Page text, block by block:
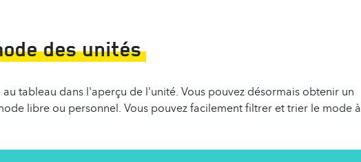
des unités
tableau dans l'aperçu de l'unité. Vous pouvez désormais obtenir un
libre ou personnel. Vous pouvez facilement filtrer et trier le mode à